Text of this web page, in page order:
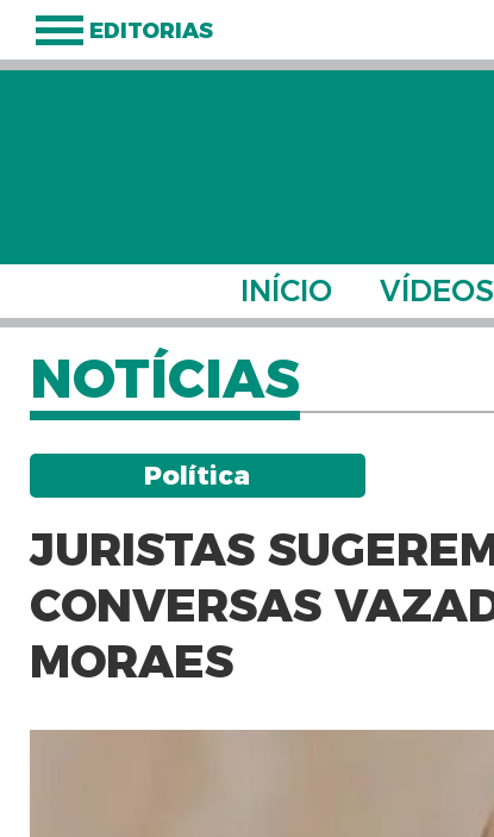
EDITORIAS
INÍCIO VÍDEOS
NOTÍCIAS
Política
JURISTAS
CONVERSAS
MORAES